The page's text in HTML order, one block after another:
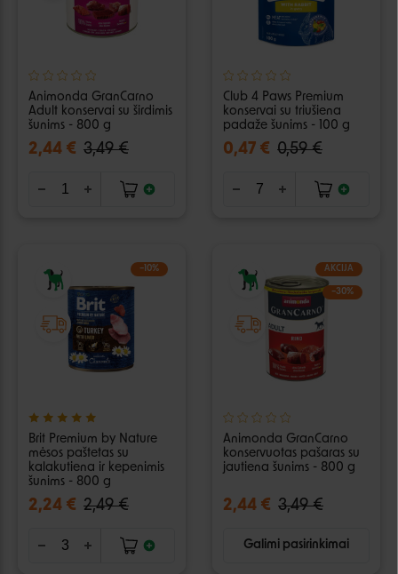
Animonda GranCarno
Adult konservai su širdimis
šunims - 800 g
2,44 € 3,49 €
Club 4 Paws Premium
konservai su triušiena
padaže šunims - 100 g
0,47 € 0,59 €
−10%
Brit Premium by Nature
mėsos paštetas su
kalakutiena ir kepenimis
šunims - 800 g
2,24 € 2,49 €
AKCIJA
−30%
Animonda GranCarno
konservuotas pašaras su
jautiena šunims - 800 g
2,44 € 3,49 €
Galimi pasirinkimai